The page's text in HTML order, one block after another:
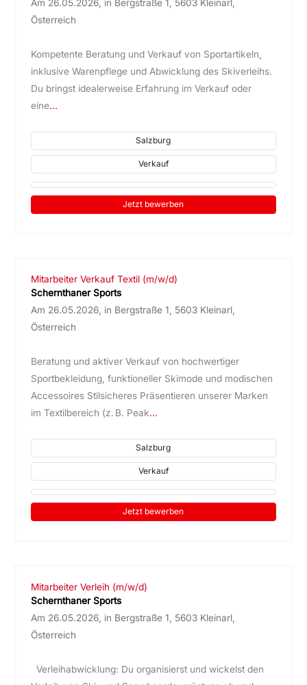
Am 26.05.2026, in Bergstraße 1, 5603 Kleinarl,
Österreich
Kompetente Beratung und Verkauf von Sportartikeln,
inklusive Warenpflege und Abwicklung des Skiverleihs.
Du bringst idealerweise Erfahrung im Verkauf oder
eine...
Salzburg
Verkauf
Jetzt bewerben
Mitarbeiter Verkauf Textil (m/w/d)
Schernthaner Sports
Am 26.05.2026, in Bergstraße 1, 5603 Kleinarl,
Österreich
Beratung und aktiver Verkauf von hochwertiger
Sportbekleidung, funktioneller Skimode und modischen
Accessoires Stilsicheres Präsentieren unserer Marken
im Textilbereich (z. B. Peak...
Salzburg
Verkauf
Jetzt bewerben
Mitarbeiter Verleih (m/w/d)
Schernthaner Sports
Am 26.05.2026, in Bergstraße 1, 5603 Kleinarl,
Österreich
Verleihabwicklung: Du organisierst und wickelst den